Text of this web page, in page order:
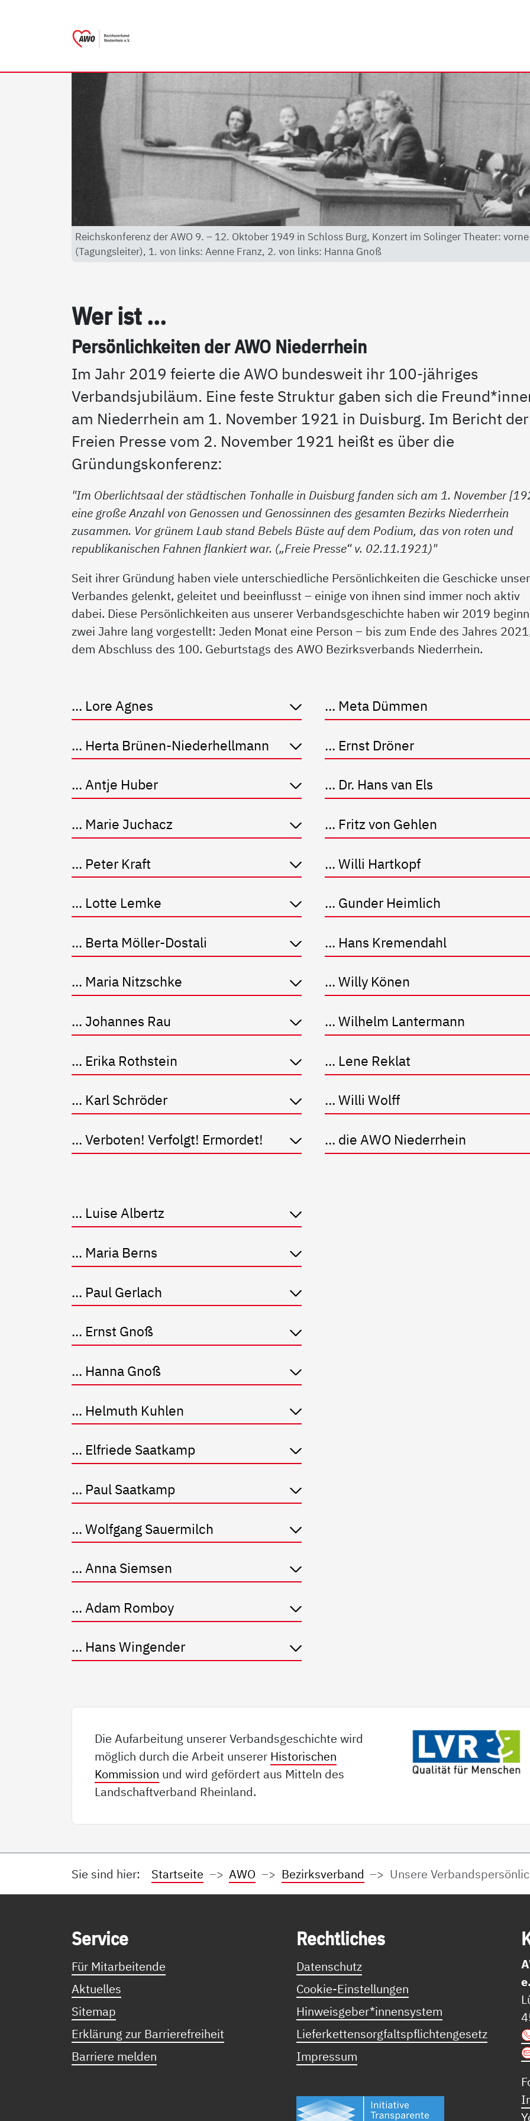
Reichskonferenz der AWO 9. – 12. Oktober 1949 in Schloss Burg, Konzert im Solinger Theater:
(Tagungsleiter), 1. von links: Aenne Franz, 2. von links: Hanna Gnoß
Wer ist ...
Per­sön­lich­kei­ten der AWO Nie­der­r­hein
Im Jahr 2019 feierte die AWO bundesweit ihr 100-jähriges
Verbandsjubiläum. Eine feste Struktur gaben sich die
am Niederrhein am 1. November 1921 in Duisburg. Im Bericht der
Freien Presse vom 2. November 1921 heißt es über die
Gründungskonferenz:
"Im Oberlichtsaal der städtischen Tonhalle in Duisburg fanden sich am 1. November
eine große Anzahl von Genossen und Genossinnen des gesamten Bezirks Niederrhein
zusammen. Vor grünem Laub stand Bebels Büste auf dem Podium, das von roten und
republikanischen Fahnen flankiert war. („Freie Presse“ v. 02.11.1921)"
Seit ihrer Gründung haben viele unterschiedliche Persönlichkeiten die Geschicke
Verbandes gelenkt, geleitet und beeinflusst – einige von ihnen sind immer noch aktiv
dabei. Diese Persönlichkeiten aus unserer Verbandsgeschichte haben wir 2019
zwei Jahre lang vorgestellt: Jeden Monat eine Person – bis zum Ende des Jahres
dem Abschluss des 100. Geburtstags des AWO Bezirksverbands Niederrhein.
... Lore Agnes
... Herta Brünen-Niederhellmann
... Antje Huber
... Marie Juchacz
... Peter Kraft
... Lotte Lemke
... Berta Möller-Dostali
... Maria Nitzschke
... Johannes Rau
... Erika Rothstein
... Karl Schröder
... Verboten! Verfolgt! Ermordet!
... Meta Dümmen
... Ernst Dröner
... Dr. Hans van Els
... Fritz von Gehlen
... Willi Hartkopf
... Gunder Heimlich
... Hans Kremendahl
... Willy Könen
... Wilhelm Lantermann
... Lene Reklat
... Willi Wolff
... die AWO Niederrhein
... Luise Albertz
... Maria Berns
... Paul Gerlach
... Ernst Gnoß
... Hanna Gnoß
... Helmuth Kuhlen
... Elfriede Saatkamp
... Paul Saatkamp
... Wolfgang Sauermilch
... Anna Siemsen
... Adam Romboy
... Hans Wingender
Die Aufarbeitung unserer Verbandsgeschichte wird
möglich durch die Arbeit unserer Historischen
Kommission und wird gefördert aus Mitteln des
Landschaftverband Rheinland.
Sie sind hier: Startseite AWO Bezirksverband Unsere
Ser­vice
Für Mitarbeitende
Aktuelles
Sitemap
Erklärung zur Barrierefreiheit
Barriere melden
Recht­li­ches
Datenschutz
Cookie-Einstellungen
Hinweisgeber*innensystem
Lieferkettensorgfaltspflichtengesetz
Impressum